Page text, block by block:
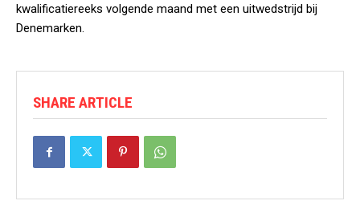
kwalificatiereeks volgende maand met een uitwedstrijd bij
Denemarken.
SHARE ARTICLE